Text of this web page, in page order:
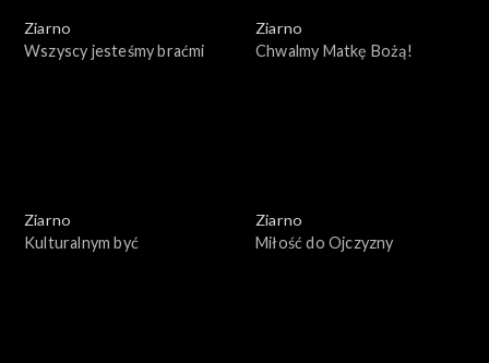
Ziarno
Wszyscy jesteśmy braćmi
Ziarno
Chwalmy Matkę Bożą!
Ziarno
Kulturalnym być
Ziarno
Miłość do Ojczyzny